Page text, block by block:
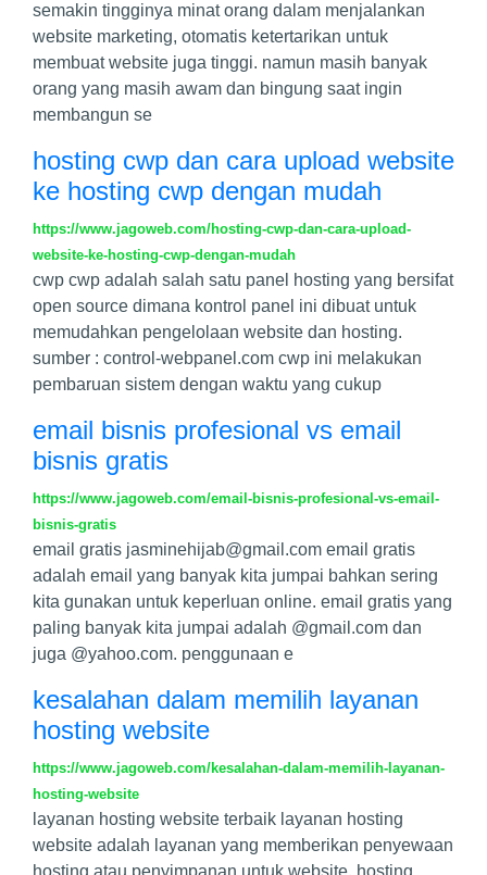
semakin tingginya minat orang dalam menjalankan
website marketing, otomatis ketertarikan untuk
membuat website juga tinggi. namun masih banyak
orang yang masih awam dan bingung saat ingin
membangun se
hosting cwp dan cara upload website
ke hosting cwp dengan mudah
https://www.jagoweb.com/hosting-cwp-dan-cara-upload-
website-ke-hosting-cwp-dengan-mudah
cwp cwp adalah salah satu panel hosting yang bersifat
open source dimana kontrol panel ini dibuat untuk
memudahkan pengelolaan website dan hosting.
sumber : control-webpanel.com cwp ini melakukan
pembaruan sistem dengan waktu yang cukup
email bisnis profesional vs email
bisnis gratis
https://www.jagoweb.com/email-bisnis-profesional-vs-email-
bisnis-gratis
email gratis jasminehijab@gmail.com email gratis
adalah email yang banyak kita jumpai bahkan sering
kita gunakan untuk keperluan online. email gratis yang
paling banyak kita jumpai adalah @gmail.com dan
juga @yahoo.com. penggunaan e
kesalahan dalam memilih layanan
hosting website
https://www.jagoweb.com/kesalahan-dalam-memilih-layanan-
hosting-website
layanan hosting website terbaik layanan hosting
website adalah layanan yang memberikan penyewaan
hosting atau penyimpanan untuk website. hosting